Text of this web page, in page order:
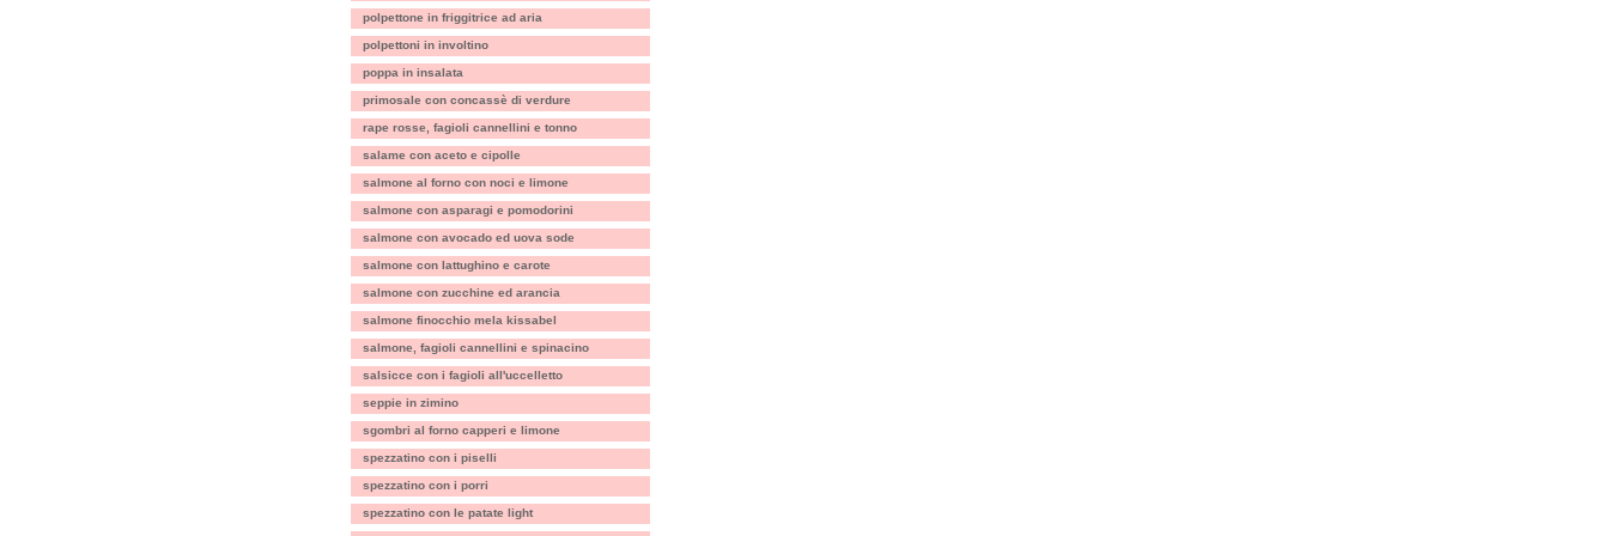
polpettone in friggitrice ad aria
polpettoni in involtino
poppa in insalata
primosale con concassè di verdure
rape rosse, fagioli cannellini e tonno
salame con aceto e cipolle
salmone al forno con noci e limone
salmone con asparagi e pomodorini
salmone con avocado ed uova sode
salmone con lattughino e carote
salmone con zucchine ed arancia
salmone finocchio mela kissabel
salmone, fagioli cannellini e spinacino
salsicce con i fagioli all'uccelletto
seppie in zimino
sgombri al forno capperi e limone
spezzatino con i piselli
spezzatino con i porri
spezzatino con le patate light